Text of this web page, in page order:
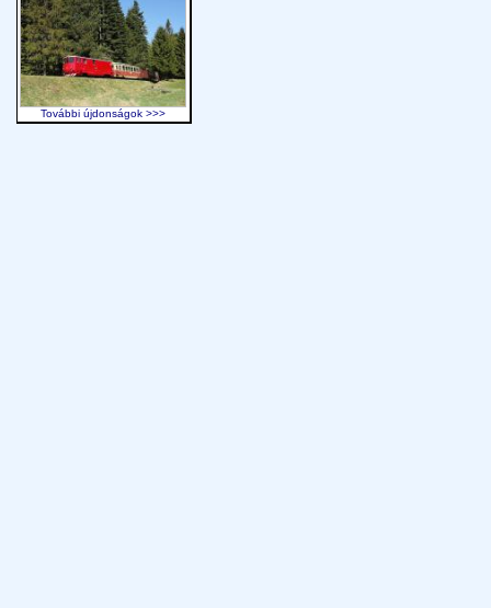
További újdonságok >>>